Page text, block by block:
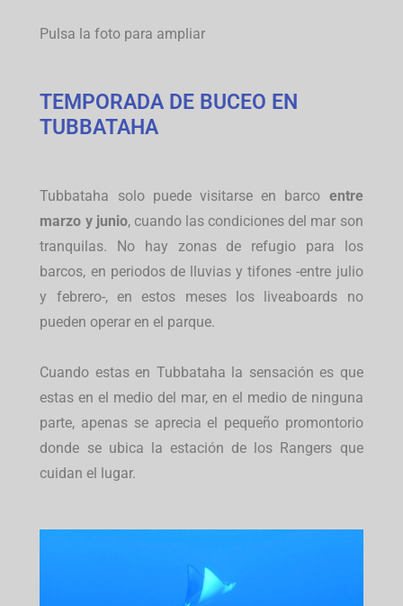
Pulsa la foto para ampliar
TEMPORADA DE BUCEO EN
TUBBATAHA
Tubbataha solo puede visitarse en barco entre
marzo y junio, cuando las condiciones del mar son
tranquilas. No hay zonas de refugio para los
barcos, en periodos de lluvias y tifones -entre julio
y febrero-, en estos meses los liveaboards no
pueden operar en el parque.
Cuando estas en Tubbataha la sensación es que
estas en el medio del mar, en el medio de ninguna
parte, apenas se aprecia el pequeño promontorio
donde se ubica la estación de los Rangers que
cuidan el lugar.